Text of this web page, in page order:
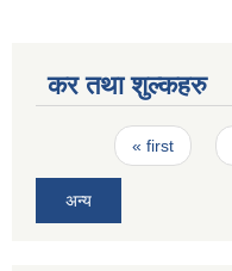
कर तथा शुल्कहरु
Pages« first
अन्य